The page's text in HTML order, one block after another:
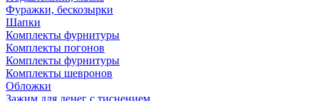
Фуражки, бескозырки
Шапки
Комплекты фурнитуры
Комплекты погонов
Комплекты фурнитуры
Комплекты шевронов
Обложки
Зажим для денег с тиснением